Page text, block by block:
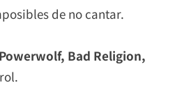
de no cantar.
Bad Religion,